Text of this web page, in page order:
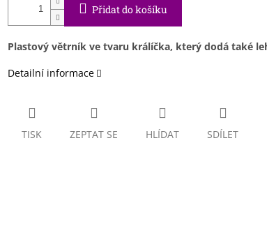
Přidat do košíku
Plastový větrník ve tvaru králíčka, který dodá také
Detailní informace
TISK ZEPTAT SE HLÍDAT SDÍLET